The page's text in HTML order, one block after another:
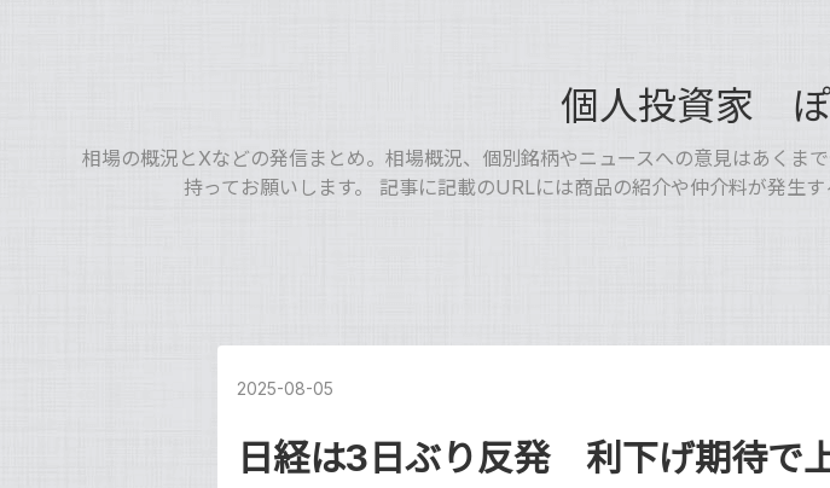
個人投資家
相場の概況とXなどの発信まとめ。相場概況、個別銘柄やニュースへの意見はあくま
持ってお願いします。 記事に記載のURLには商品の紹介や仲介料が発生
2025-08-05
日経は3日ぶり反発 利下げ期待で